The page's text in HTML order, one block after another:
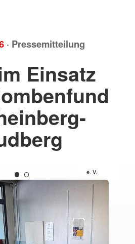
· Pressemitteilung
Einsatz
e. V.